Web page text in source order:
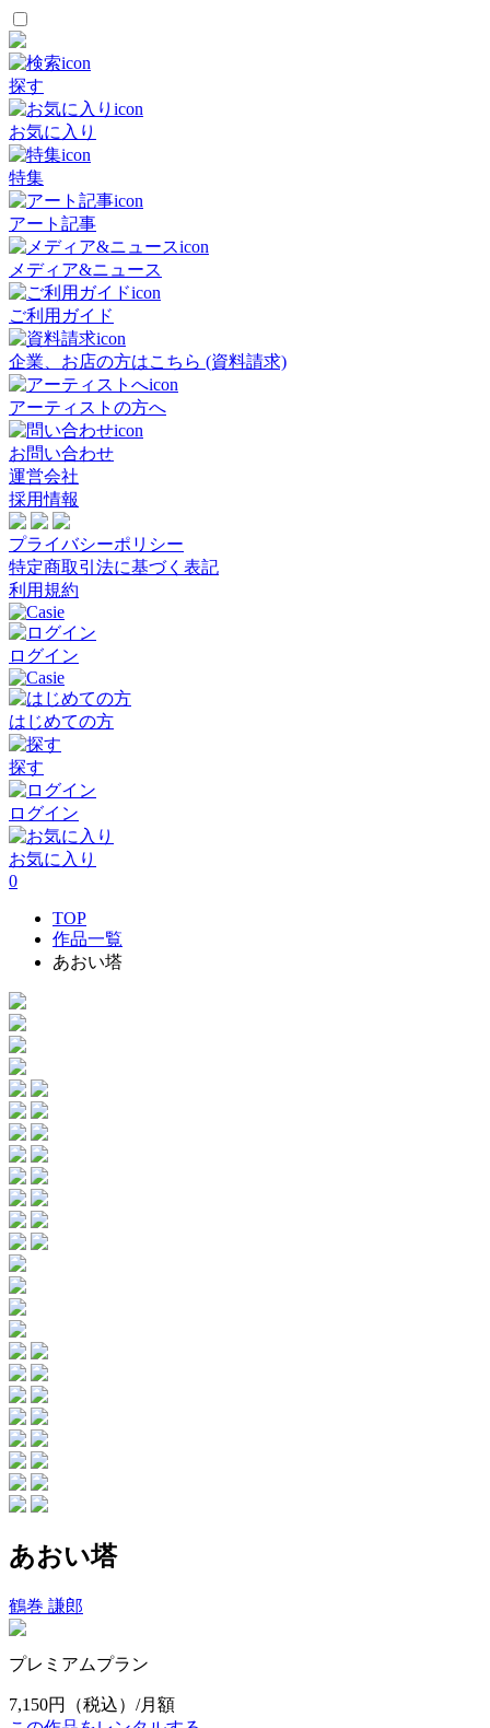
探す
お気に入り
特集
アート記事
メディア&ニュース
ご利用ガイド
企業、お店の方はこちら (資料請求)
アーティストの方へ
お問い合わせ
運営会社
採用情報
プライバシーポリシー
特定商取引法に基づく表記
利用規約
ログイン
はじめての方
探す
ログイン
お気に入り
0
TOP
作品一覧
あおい塔
あおい塔
鶴巻 謙郎
プレミアムプラン
7,150円
（税込）/月額